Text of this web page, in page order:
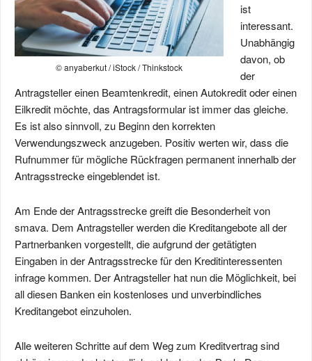
© anyaberkut / iStock / Thinkstock
ist
interessant.
Unabhängig
davon, ob
der
Antragsteller einen Beamtenkredit, einen Autokredit oder einen
Eilkredit möchte, das Antragsformular ist immer das gleiche.
Es ist also sinnvoll, zu Beginn den korrekten
Verwendungszweck anzugeben. Positiv werten wir, dass die
Rufnummer für mögliche Rückfragen permanent innerhalb der
Antragsstrecke eingeblendet ist.
Am Ende der Antragsstrecke greift die Besonderheit von
smava. Dem Antragsteller werden die Kreditangebote all der
Partnerbanken vorgestellt, die aufgrund der getätigten
Eingaben in der Antragsstrecke für den Kreditinteressenten
infrage kommen. Der Antragsteller hat nun die Möglichkeit, bei
all diesen Banken ein kostenloses und unverbindliches
Kreditangebot einzuholen.
Alle weiteren Schritte auf dem Weg zum Kreditvertrag sind